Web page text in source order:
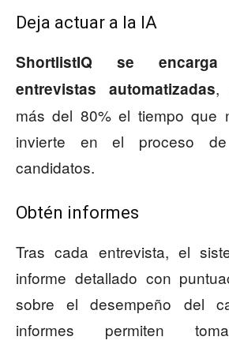
Deja actuar a la IA
ShortlistIQ se
entrevistas automatizadas,
más del 80% el tiempo que
invierte en el proceso
candidatos.
Obtén informes
Tras cada entrevista, el
informe detallado con
sobre el desempeño del
informes permiten